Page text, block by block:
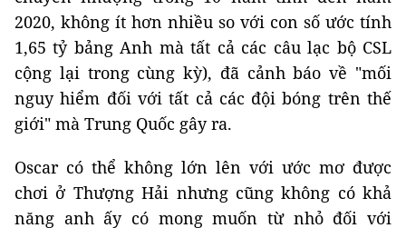
2020, không ít hơn nhiều so với con số ước tính
1,65 tỷ bảng Anh mà tất cả các câu lạc bộ CSL
cộng lại trong cùng kỳ), đã cảnh báo về "mối
nguy hiểm đối với tất cả các đội bóng trên thế
giới" mà Trung Quốc gây ra.
Oscar có thể không lớn lên với ước mơ được
chơi ở Thượng Hải nhưng cũng không có khả
năng anh ấy có mong muốn từ nhỏ đối với